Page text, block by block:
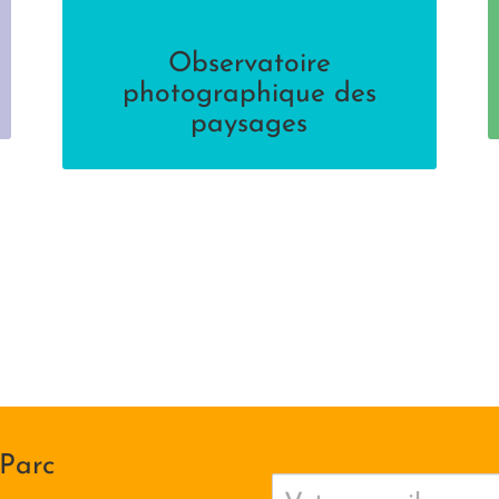
Observatoire
photographique des
paysages
Découvrir